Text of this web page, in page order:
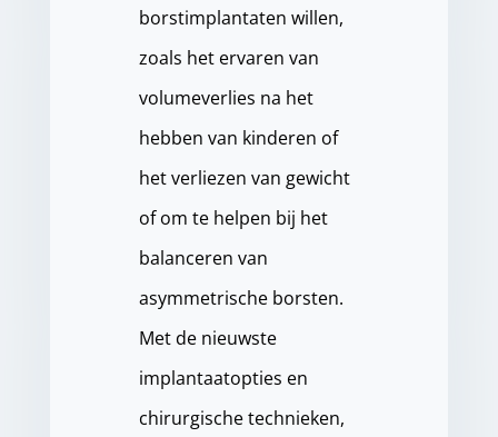
borstimplantaten willen,
zoals het ervaren van
volumeverlies na het
hebben van kinderen of
het verliezen van gewicht
of om te helpen bij het
balanceren van
asymmetrische borsten.
Met de nieuwste
implantaatopties en
chirurgische technieken,